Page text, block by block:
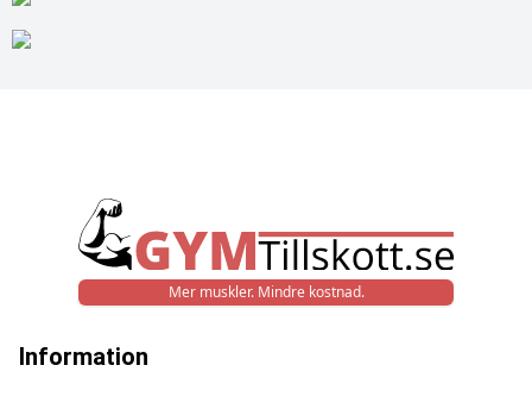
Mer muskler. Mindre kostnad.
Information